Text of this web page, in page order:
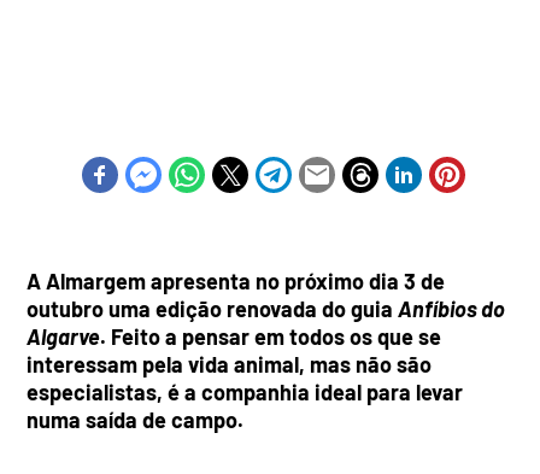
A Almargem apresenta no próximo dia 3 de
outubro uma edição renovada do guiaAnfíbios do
Algarve. Feito a pensar em todos os que se
interessam pela vida animal, mas não são
especialistas, é a companhia ideal para levar
numa saída de campo.